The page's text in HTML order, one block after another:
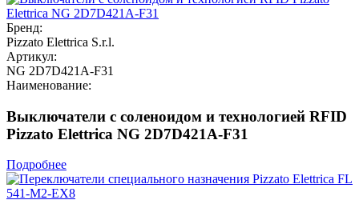
Бренд:
Pizzato Elettrica S.r.l.
Артикул:
NG 2D7D421A-F31
Наименование:
Выключатели с соленоидом и технологией RFID
Pizzato Elettrica NG 2D7D421A-F31
Подробнее